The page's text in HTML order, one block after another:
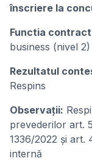
înscriere la
Functia
business (nivel 2)
Rezultatul
Respins
Observații:
prevederilor art.
1336/2022 și art.
internă